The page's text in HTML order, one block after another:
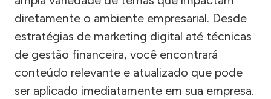
diretamente o ambiente empresarial. Desde
estratégias de marketing digital até técnicas
de gestão financeira, você encontrará
conteúdo relevante e atualizado que pode
ser aplicado imediatamente em sua empresa.